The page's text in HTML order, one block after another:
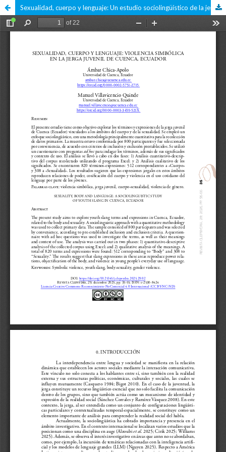
Sexualidad, cuerpo y lenguaje: Un estudio sociolingüístico de la jerga juvenil en Cuenca, Ecuador